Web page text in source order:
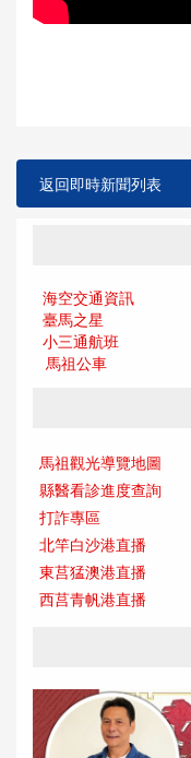
返回即時新聞列表
海空交通資訊
臺馬之星
小三通航班
馬祖公車
馬祖觀光導覽地圖
縣醫看診進度查詢
打詐專區
北竿白沙港直播
東莒猛澳港直播
西莒青帆港直播